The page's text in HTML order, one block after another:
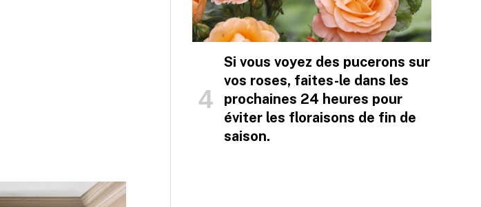
Si vous voyez des pucerons sur
vos roses, faites-le dans les
prochaines 24 heures pour
éviter les floraisons de fin de
saison.